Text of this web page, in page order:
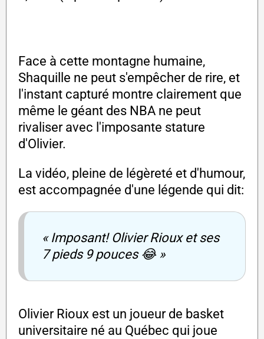
Face à cette montagne humaine,
Shaquille ne peut s'empêcher de rire, et
l'instant capturé montre clairement que
même le géant des NBA ne peut
rivaliser avec l'imposante stature
d'Olivier.
La vidéo, pleine de légèreté et d'humour,
est accompagnée d'une légende qui dit:
« Imposant! Olivier Rioux et ses
7 pieds 9 pouces 😂 »
Olivier Rioux est un joueur de basket
universitaire né au Québec qui joue